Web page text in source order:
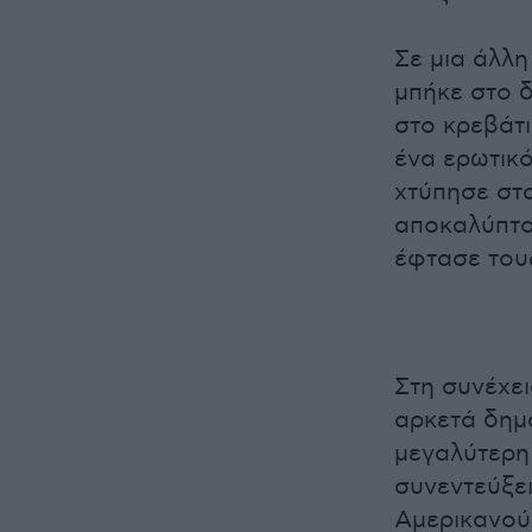
Σε μια
μπήκε στο
στο
ένα
χτύπησε
έφτασε
Στη
αρκετά